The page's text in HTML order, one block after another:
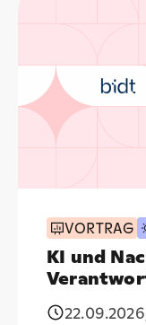
VORTRAG
KI und
22.09.2026